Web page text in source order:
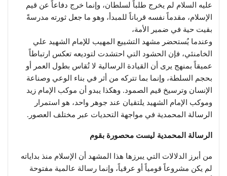
عليه السلام لم يخرج طلباً لسلطان، وإنما خرج دفاعاً عن قيم
الإسلام، مقدماً نفسه قرباناً للمبدأ، وهو ما جعل ثورته مدرسةً
بقيت حية في ضمير الأمة،
وعندما يُستحضر مشهد التشييع المهيب للإمام الشهيد علي
الخامنئي، فإن الحشود التي احتشدت لتوديعه تعكس ارتباطاً
عميقاً بمنهج يرى أن القيادة الرسالية لا تُقاس بطول العمر أو
بحجم السلطة، وإنما بما تتركه من أثر في بناء الوعي وصناعة
الإنسان وترسيخ قيم الصمود. وهكذا يبدو أن موكب الإمام زيد
وموكب الإمام الشهيد يلتقيان عند جوهر واحد، هو استمرار
الرسالة المحمدية في مواجهة التحديات عبر مختلف العصور.
الرسالة المحمدية ليست محصورة بقوم
من أبرز الدلالات التي يبرزها هذا المشهد أن الإسلام منذ بداياته
لم يكن مشروعاً قومياً أو عرقياً، وإنما رسالة عالمية مفتوحة